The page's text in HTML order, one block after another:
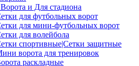
и Для стадиона
для футбольных ворот
для мини-футбольных ворот
для волейбола
спортивные|Сетки защитные
ворота для тренировок
раскладные